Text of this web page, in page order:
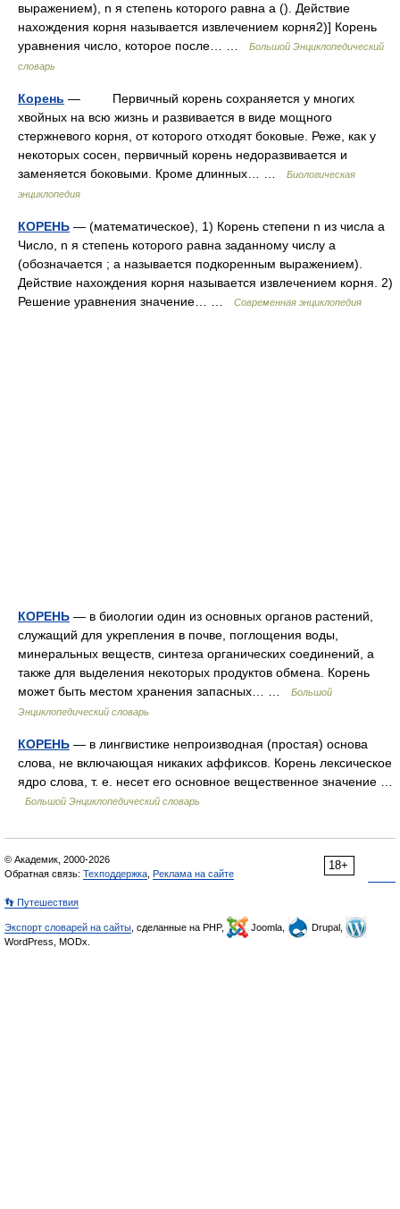
выражением), n я степень которого равна a (). Действие
нахождения корня называется извлечением корня2)] Корень
уравнения число, которое после… …
Большой Энциклопедический
словарь
Корень — Первичный корень сохраняется у многих
хвойных на всю жизнь и развивается в виде мощного
стержневого корня, от которого отходят боковые. Реже, как у
некоторых сосен, первичный корень недоразвивается и
заменяется боковыми. Кроме длинных… …
Биологическая
энциклопедия
КОРЕНЬ — (математическое), 1) Корень степени n из числа a
Число, n я степень которого равна заданному числу a
(обозначается ; a называется подкоренным выражением).
Действие нахождения корня называется извлечением корня. 2)
Решение уравнения значение… …
Современная энциклопедия
КОРЕНЬ — в биологии один из основных органов растений,
служащий для укрепления в почве, поглощения воды,
минеральных веществ, синтеза органических соединений, а
также для выделения некоторых продуктов обмена. Корень
может быть местом хранения запасных… …
Большой
Энциклопедический словарь
КОРЕНЬ — в лингвистике непроизводная (простая) основа
слова, не включающая никаких аффиксов. Корень лексическое
ядро слова, т. е. несет его основное вещественное значение …
Большой Энциклопедический словарь
18+
© Академик, 2000-2026
Обратная связь: Техподдержка Реклама на сайте
👣 Путешествия
Экспорт словарей на сайты , сделанные на PHP, Joomla,
Drupal,
WordPress, MODx.